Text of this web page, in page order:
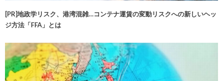
[PR]地政学リスク、港湾混雑…コンテナ運賃の変動リスクへの新しいヘッ
ジ方法「FFA」とは